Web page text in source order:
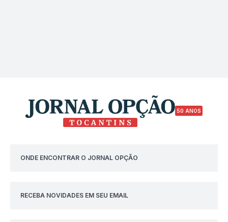
50 ANOS
ONDE ENCONTRAR O JORNAL OPÇÃO
RECEBA NOVIDADES EM SEU EMAIL